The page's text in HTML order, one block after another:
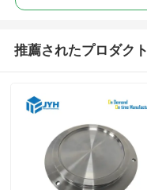
推薦されたプロダクト